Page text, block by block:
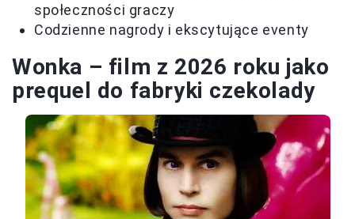
społeczności graczy
Codzienne nagrody i ekscytujące eventy
Wonka – film z 2026 roku jako
prequel do fabryki czekolady